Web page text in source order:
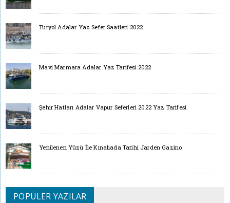
Turyol Adalar Yaz Sefer Saatleri 2022
Mavi Marmara Adalar Yaz Tarifesi 2022
Şehir Hatları Adalar Vapur Seferleri 2022 Yaz Tarifesi
Yenilenen Yüzü İle Kınalıada Tarihi Jarden Gazino
POPÜLER YAZILAR